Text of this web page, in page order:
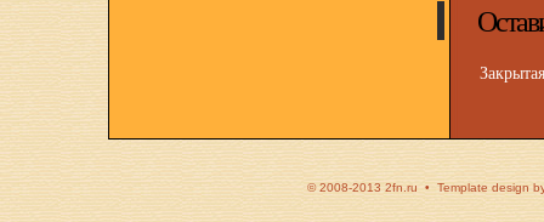
© 2008-2013 2fn.ru • Template design